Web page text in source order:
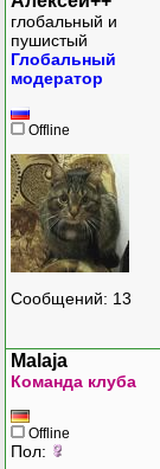
глобальный и
пушистый
Глобальный
модератор
Offline
Сообщений: 13
Malaja
Команда клуба
Offline
Пол: